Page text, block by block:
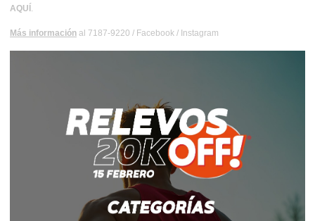
AQUÍ
Más información al 7187-9220 / Facebook / Instagram